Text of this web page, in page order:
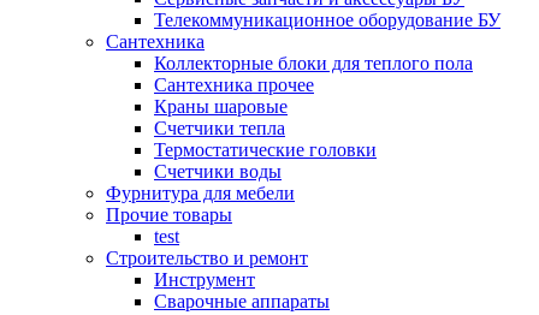
Телекоммуникационное оборудование БУ
Сантехника
Коллекторные блоки для теплого пола
Сантехника прочее
Краны шаровые
Счетчики тепла
Термоcтатические головки
Счетчики воды
Фурнитура для мебели
Прочие товары
test
Строительство и ремонт
Инструмент
Сварочные аппараты